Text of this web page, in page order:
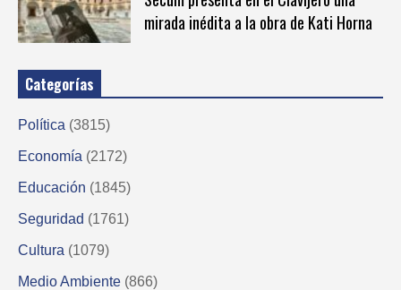
mirada inédita a la obra de Kati Horna
Categorías
Política (3815)
Economía (2172)
Educación (1845)
Seguridad (1761)
Cultura (1079)
Medio Ambiente (866)